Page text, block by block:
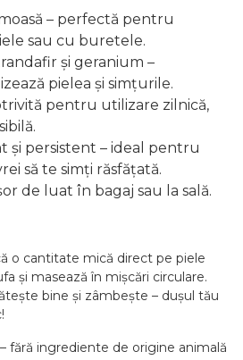
– perfectă pentru
sau cu buretele.
și geranium –
pielea și simțurile.
pentru utilizare zilnică,
și persistent – ideal pentru
să te simți răsfățată.
de luat în bagaj sau la sală.
o cantitate mică direct pe piele
și masează în mișcări circulare.
bine și zâmbește – dușul tău
– fără ingrediente de origine animală